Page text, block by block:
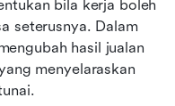
bila kerja boleh
seterusnya. Dalam
hasil jualan
menyelaraskan